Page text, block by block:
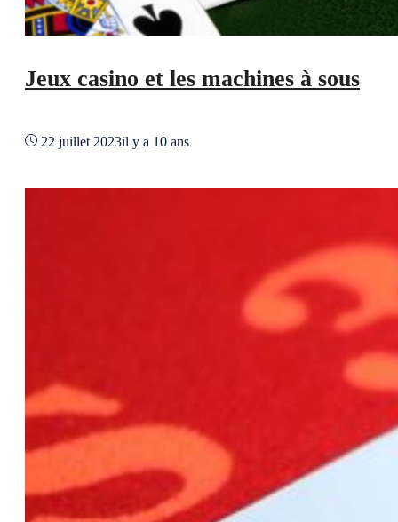
Jeux casino et les machines à sous
22 juillet 2023il y a 10 ans